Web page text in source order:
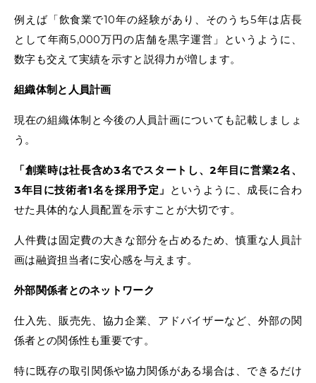
例えば「飲食業で10年の経験があり、そのうち5年は店長
として年商5,000万円の店舗を黒字運営」というように、
数字も交えて実績を示すと説得力が増します。
組織体制と人員計画
現在の組織体制と今後の人員計画についても記載しましょ
う。
「創業時は社長含め3名でスタートし、2年目に営業2名、
3年目に技術者1名を採用予定」 というように、成長に合わ
せた具体的な人員配置を示すことが大切です。
人件費は固定費の大きな部分を占めるため、慎重な人員計
画は融資担当者に安心感を与えます。
外部関係者とのネットワーク
仕入先、販売先、協力企業、アドバイザーなど、外部の関
係者との関係性も重要です。
特に既存の取引関係や協力関係がある場合は、できるだけ